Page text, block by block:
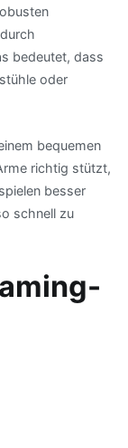
bedeutet, dass
oder
bequemen
richtig stützt,
besser
schnell zu